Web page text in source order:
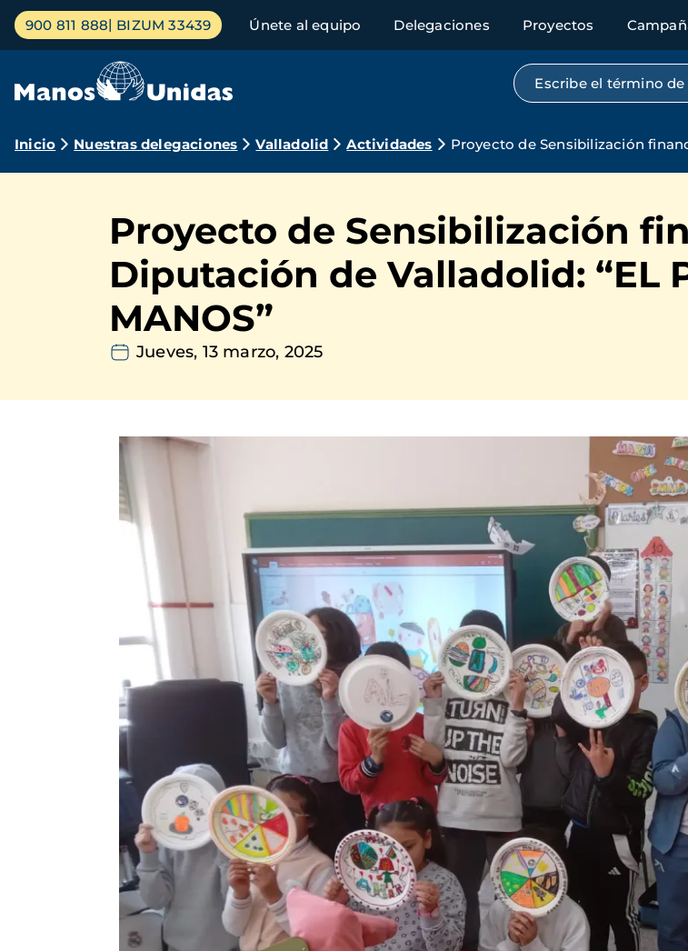
Pasar
contenido
Menú
principal
900 811 888 BIZUM 33439 Únete al equipo Delegaciones Proyectos
Búsqueda por texto
Ruta
navegación
Inicio Nuestras delegaciones Valladolid Actividades Proyecto de Sensibilización
Proyecto de Sensibilización
Diputación de Valladolid: “EL
MANOS”
Jueves, 13 marzo, 2025